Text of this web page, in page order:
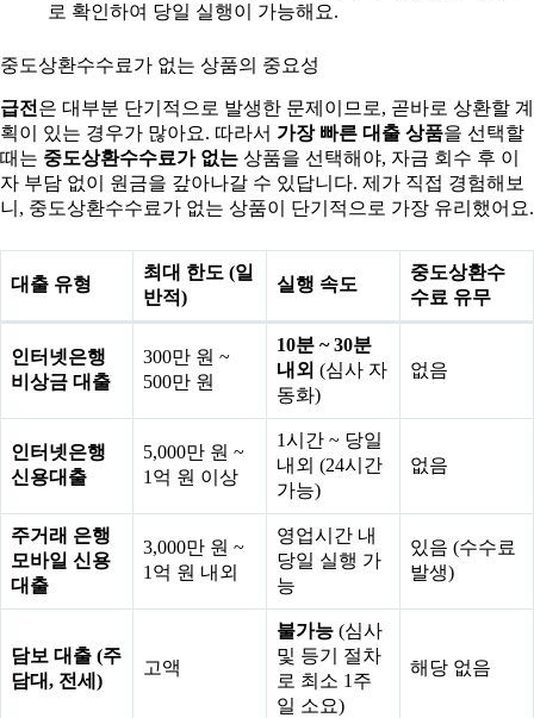
로 확인하여 당일 실행이 가능해요.
중도상환수수료가 없는 상품의 중요성
급전 은 대부분 단기적으로 발생한 문제이므로, 곧바로 상환할 계
획이 있는 경우가 많아요. 따라서 가장 빠른 대출 상품을 선택할
때는 중도상환수수료가 없는 상품을 선택해야, 자금 회수 후 이
자 부담 없이 원금을 갚아나갈 수 있답니다. 제가 직접 경험해보
니, 중도상환수수료가 없는 상품이 단기적으로 가장 유리했어요.
대출 유형
최대 한도 (일
반적)
실행 속도
중도상환수
수료 유무
인터넷은행
비상금 대출
300만 원 ~
500만 원
10분 ~ 30분
내외 (심사 자
동화)
없음
인터넷은행
신용대출
5,000만 원 ~
1억 원 이상
1시간 ~ 당일
내외 (24시간
가능)
없음
주거래 은행
모바일 신용
대출
3,000만 원 ~
1억 원 내외
영업시간 내
당일 실행 가
능
있음 (수수료
발생)
담보 대출 (주
담대, 전세)
고액
불가능 (심사
및 등기 절차
로 최소 1주
일 소요)
해당 없음